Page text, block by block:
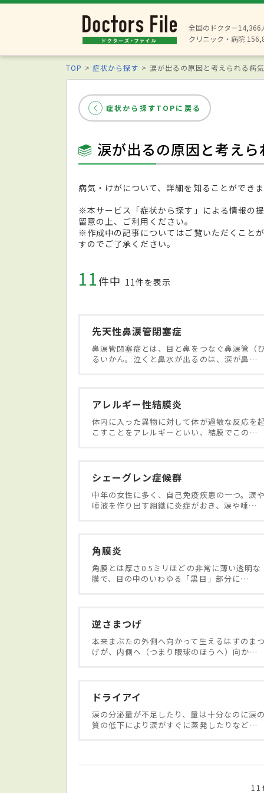
全国のドクター14,366
クリニック・病院
TOP 症状から探す 涙が出るの原因と考えられる病
症状から探すTOPに戻る
涙が出るの原因と考え
病気・けがについて、詳細を知ることができ
※本サービス「症状から探す」による情報の
留意の上、ご利用ください。
※作成中の記事についてはご覧いただくこと
すのでご了承ください。
11件中 11件を表示
先天性鼻涙管閉塞症
鼻涙管閉塞症とは、目と鼻をつなぐ鼻涙管（
るいかん。泣くと鼻水が出るのは、涙が鼻…
アレルギー性結膜炎
体内に入った異物に対して体が過敏な反応を
こすことをアレルギーといい、結膜でこの…
シェーグレン症候群
中年の女性に多く、自己免疫疾患の一つ。涙
唾液を作り出す組織に炎症がおき、涙や唾…
角膜炎
角膜とは厚さ0.5ミリほどの非常に薄い透明な
膜で、目の中のいわゆる「黒目」部分に…
逆さまつげ
本来まぶたの外側へ向かって生えるはずのま
げが、内側へ（つまり眼球のほうへ）向か…
ドライアイ
涙の分泌量が不足したり、量は十分なのに涙
質の低下により涙がすぐに蒸発したりなど…
11